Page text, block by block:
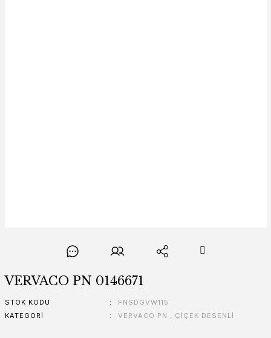
VERVACO PN 0146671
STOK KODU
FNSDGVW115
KATEGORI
VERVACO PN , ÇİÇEK DESENLİ